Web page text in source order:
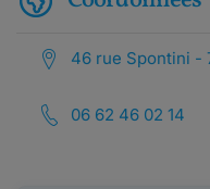
46 rue Spontini -
06 62 46 02 14